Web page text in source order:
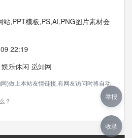
,PPT模板,PS,AI,PNG图片素材会
22:19
娱乐休闲 觅知网
)做上本站友情链接,有网友访问时将自动
？
举报
收录